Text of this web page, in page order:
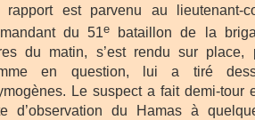
rapport est parvenu au lieutenant-
du 51e
bataillon de la
du matin, s’est rendu sur
en question, lui a tiré
Le suspect a fait demi-tour
d’observation du Hamas à